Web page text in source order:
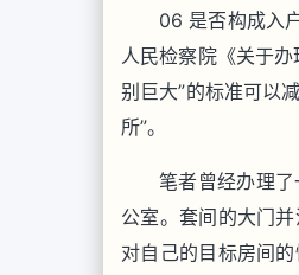
06 是否构成入
人民检察院《关于
别巨大”的标准可以
所”。
笔者曾经办理
公室。套间的大门
对自己的目标房间